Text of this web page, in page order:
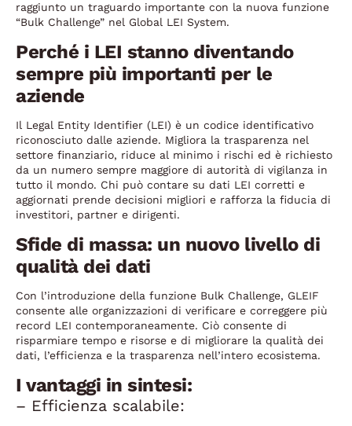
raggiunto un traguardo importante con la nuova funzione
“Bulk Challenge” nel Global LEI System.
Perché i LEI stanno diventando
sempre più importanti per le
aziende
Il Legal Entity Identifier (LEI) è un codice identificativo
riconosciuto dalle aziende. Migliora la trasparenza nel
settore finanziario, riduce al minimo i rischi ed è richiesto
da un numero sempre maggiore di autorità di vigilanza in
tutto il mondo. Chi può contare su dati LEI corretti e
aggiornati prende decisioni migliori e rafforza la fiducia di
investitori, partner e dirigenti.
Sfide di massa: un nuovo livello di
qualità dei dati
Con l’introduzione della funzione Bulk Challenge, GLEIF
consente alle organizzazioni di verificare e correggere più
record LEI contemporaneamente. Ciò consente di
risparmiare tempo e risorse e di migliorare la qualità dei
dati, l’efficienza e la trasparenza nell’intero ecosistema.
I vantaggi in sintesi:
– Efficienza scalabile: